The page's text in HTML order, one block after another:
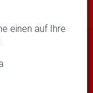
einen auf Ihre